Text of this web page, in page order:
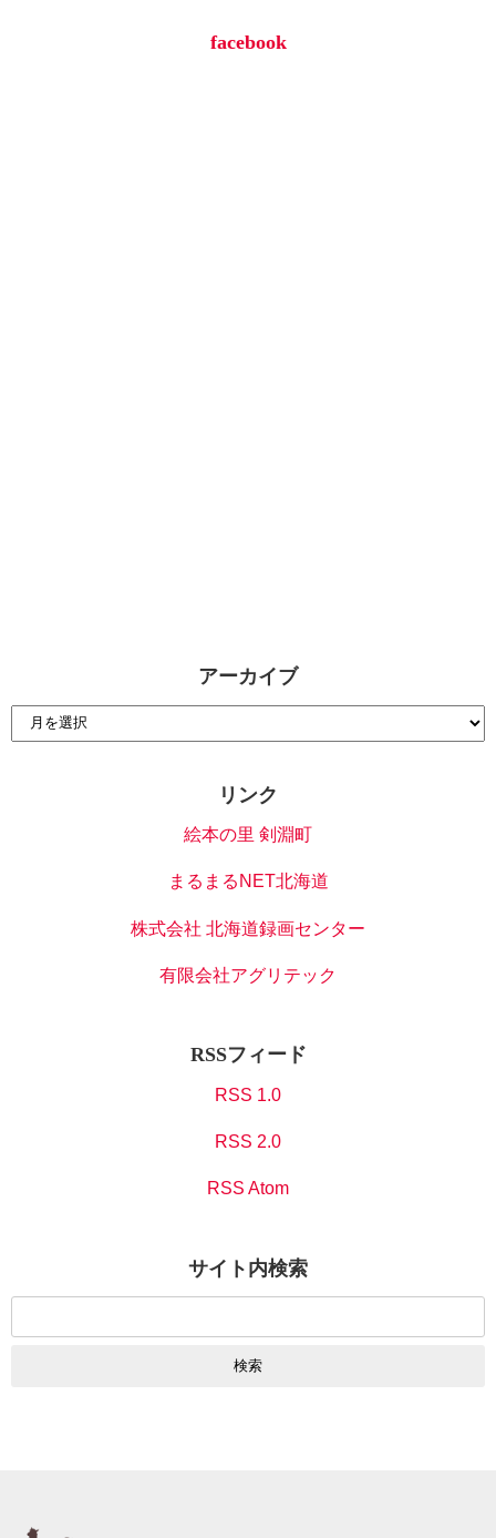
facebook
アーカイブ
リンク
絵本の里 剣淵町
まるまるNET北海道
株式会社 北海道録画センター
有限会社アグリテック
RSSフィード
RSS 1.0
RSS 2.0
RSS Atom
サイト内検索